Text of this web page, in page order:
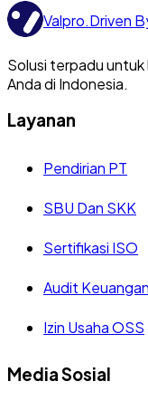
Valpro.Driven
Solusi terpadu
Anda di Indonesia.
Layanan
Pendirian PT
SBU Dan SKK
Sertifikasi ISO
Audit Keuangan
Izin Usaha OSS
Media Sosial